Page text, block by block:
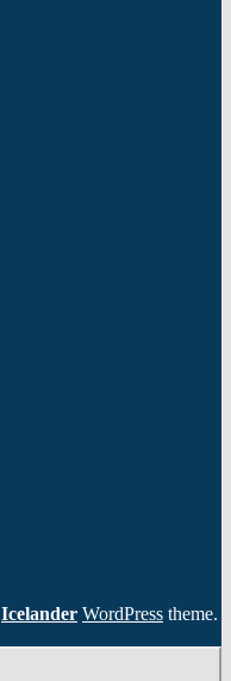
Icelander WordPress theme.